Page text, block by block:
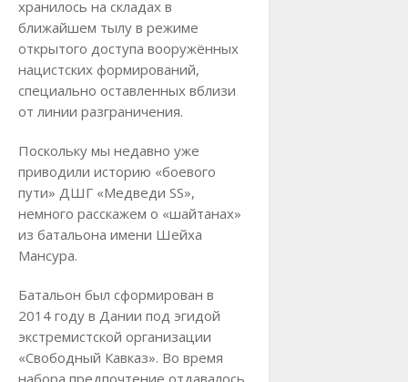
хранилось на складах в
ближайшем тылу в режиме
открытого доступа вооружённых
нацистских формирований,
специально оставленных вблизи
от линии разграничения.
Поскольку мы недавно уже
приводили историю «боевого
пути» ДШГ «Медведи SS»,
немного расскажем о «шайтанах»
из батальона имени Шейха
Мансура.
Батальон был сформирован в
2014 году в Дании под эгидой
экстремистской организации
«Свободный Кавказ». Во время
набора предпочтение отдавалось